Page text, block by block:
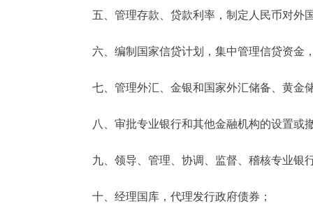
五、管理存款、贷款利率，制定人民币对外
六、编制国家信贷计划，集中管理信贷资金
七、管理外汇、金银和国家外汇储备、黄金
八、审批专业银行和其他金融机构的设置或
九、领导、管理、协调、监督、稽核专业银
十、经理国库，代理发行政府债券；